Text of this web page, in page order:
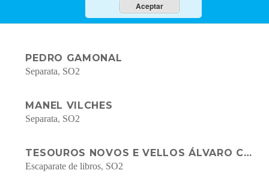
PEDRO GAMONAL
Separata, SO2
MANEL VILCHES
Separata, SO2
TESOUROS NOVOS E VELLOS ÁLVARO CUNQUEIRO
Escaparate de libros, SO2
Aceptar